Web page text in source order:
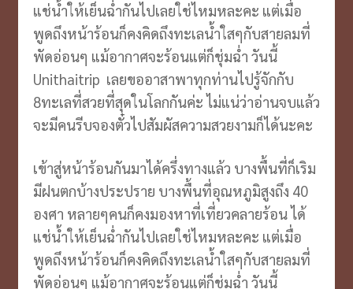
menu
แช่น้ำให้เย็นฉ่ำกันไปเลยใช่ไหมหละคะ แต่เมื่อ
พูดถึงหน้าร้อนก็คงคิดถึงทะเลน้ำใสๆกับสายลมที่
พัดอ่อนๆ แม้อากาศจะร้อนแต่ก็ชุ่มฉ่ำ วันนี้
Unithaitrip เลยขออาสาพาทุกท่านไปรู้จักกับ
8ทะเลที่สวยที่สุดในโลกกันค่ะ ไม่แน่ว่าอ่านจบแล้ว
จะมีคนรีบจองตั๋วไปสัมผัสความสวยงามก็ได้นะคะ
เข้าสู่หน้าร้อนกันมาได้ครึ่งทางแล้ว บางพื้นที่ก็เริม
มีฝนตกบ้างประปราย บางพื้นที่อุณหภูมิสูงถึง 40
องศา หลายๆคนก็คงมองหาที่เที่ยวคลายร้อน ได้
แช่น้ำให้เย็นฉ่ำกันไปเลยใช่ไหมหละคะ แต่เมื่อ
พูดถึงหน้าร้อนก็คงคิดถึงทะเลน้ำใสๆกับสายลมที่
พัดอ่อนๆ แม้อากาศจะร้อนแต่ก็ชุ่มฉ่ำ วันนี้